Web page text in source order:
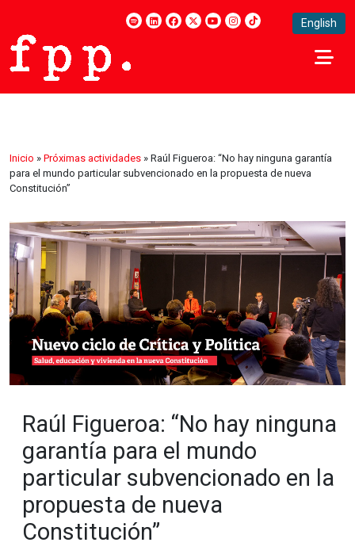
English
Inicio » Próximas actividades » Raúl Figueroa: “No hay ninguna garantía
para el mundo particular subvencionado en la propuesta de nueva
Constitución”
Raúl Figueroa: “No hay ninguna
garantía para el mundo
particular subvencionado en la
propuesta de nueva
Constitución”